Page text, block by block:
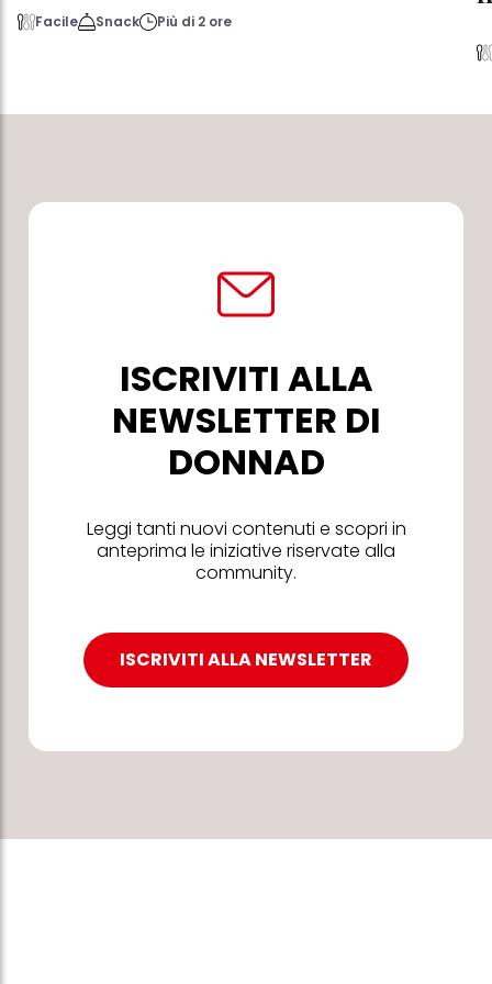
Facile Snack Più di 2 ore
ISCRIVITI ALLA
NEWSLETTER DI
DONNAD
Leggi tanti nuovi contenuti e scopri in
anteprima le iniziative riservate alla
community.
ISCRIVITI ALLA NEWSLETTER